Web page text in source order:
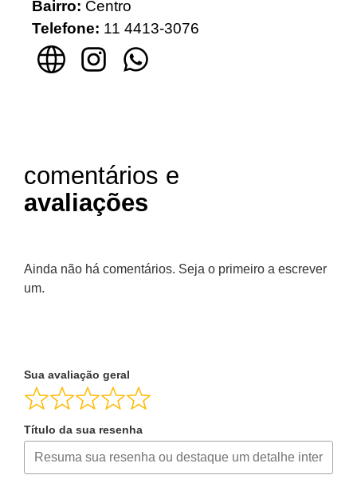
Bairro: Centro
Telefone: 11 4413-3076
comentários e
avaliações
Ainda não há comentários. Seja o primeiro a escrever
um.
Sua avaliação geral
Título da sua resenha